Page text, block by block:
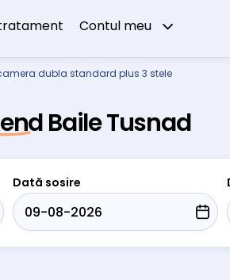
Contul meu
dubla standard plus 3 stele
Baile Tusnad
Dată sosire